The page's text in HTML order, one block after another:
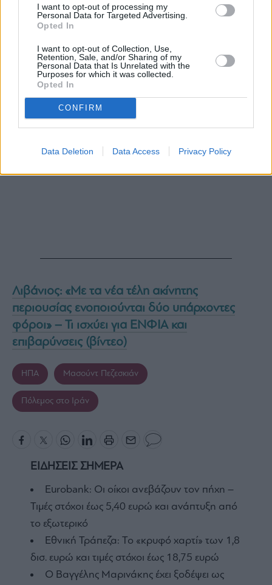
I want to opt-out of processing my
Personal Data for Targeted Advertising.
Opted In
I want to opt-out of Collection, Use,
Retention, Sale, and/or Sharing of my
Personal Data that Is Unrelated with the
Purposes for which it was collected.
Opted In
CONFIRM
Data Deletion Data Access Privacy Policy
Λιβάνιος: «Με τα νέα τέλη ακίνητης
περιουσίας ενοποιούνται δύο υπάρχοντες
φόροι» – Τι ισχύει για ΕΝΦΙΑ και
επιβαρύνσεις (βίντεο)
ΗΠΑ Μασούντ Πεζεσκιάν
Πόλεμος στο Ιράν
ΕΙΔΗΣΕΙΣ ΣΗΜΕΡΑ
Eurobank: Οι οίκοι ανεβάζουν τον πήχη –
Τιμές στόχοι έως 5,40 ευρώ και ανάπτυξη από
το εξωτερικό
Εθνική Τράπεζα: Το «κρυφό χαρτί» των 1,8
δισ. ευρώ και τιμές στόχοι έως 18,75 ευρώ
Ο Βαγγέλης Μαρινάκης έχει ξοδέψει ως